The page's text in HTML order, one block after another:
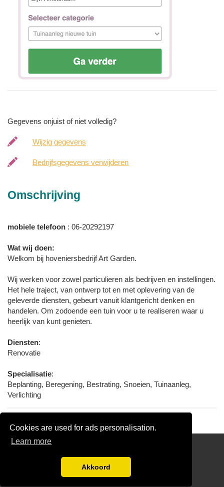
Cookies are used for ads personalisation.
Learn more
Akkoord
Gegevens onjuist of niet volledig?
Wijzig gegevens
Bedrijfsgegevens verwijderen
Omschrijving
mobiele telefoon : 06-20292197
Wat wij doen:
Welkom bij hoveniersbedrijf Art Garden.
Wij werken voor zowel particulieren als bedrijven en instellingen.
Het hele traject, van ontwerp tot en met oplevering van de
geleverde diensten, gebeurt vanuit klantgericht denken en
handelen. Om zodoende een tuin voor u te realiseren waar u
heerlijk van kunt genieten.
Diensten:
Renovatie
Specialisatie:
Beplanting, Beregening, Bestrating, Snoeien, Tuinaanleg,
Verlichting
hoveniergegevens.nl